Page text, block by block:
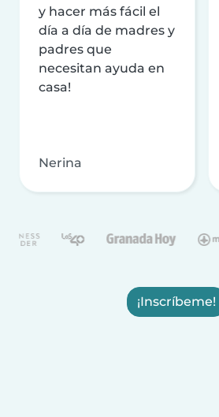
y hacer más fácil el
día a día de madres y
padres que
necesitan ayuda en
casa!
Nerina
¡Inscríbeme!